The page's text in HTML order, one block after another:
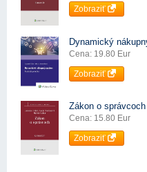
Zobraziť
Dynamický
Cena: 19.80 Eur
Zobraziť
Zákon o
Cena: 15.80 Eur
Zobraziť